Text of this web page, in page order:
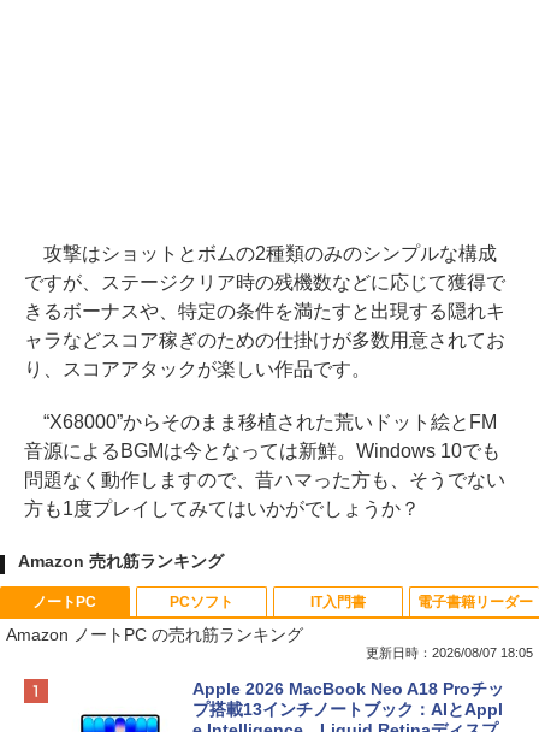
攻撃はショットとボムの2種類のみのシンプルな構成
ですが、ステージクリア時の残機数などに応じて獲得で
きるボーナスや、特定の条件を満たすと出現する隠れキ
ャラなどスコア稼ぎのための仕掛けが多数用意されてお
り、スコアアタックが楽しい作品です。
“X68000”からそのまま移植された荒いドット絵とFM
音源によるBGMは今となっては新鮮。Windows 10でも
問題なく動作しますので、昔ハマった方も、そうでない
方も1度プレイしてみてはいかがでしょうか？
Amazon 売れ筋ランキング
ノートPC
Amazon ノートPC の売れ筋ランキング
更新日時：2026/08/07 18:05
Apple 2026 MacBook Neo A18 Proチッ
プ搭載13インチノートブック：AIとAppl
PCソフト IT入門書 電子書籍リーダー